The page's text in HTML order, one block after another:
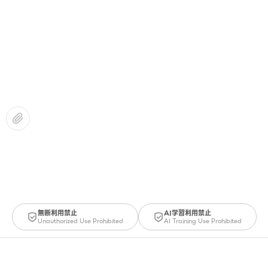
無断利用禁止
Unauthorized Use Prohibited
AI学習利用禁止
AI Training Use Prohibited